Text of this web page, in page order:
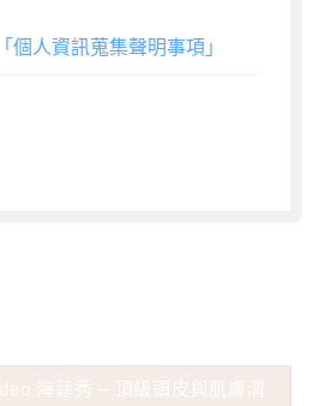
「個人資訊蒐集聲明事項」
海菲秀 – 頂級頭皮與肌膚清